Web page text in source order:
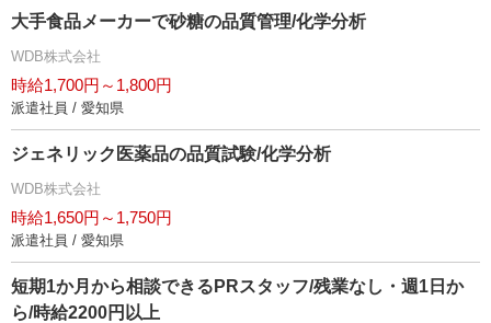
大手食品メーカーで砂糖の品質管理/化学分析
WDB株式会社
時給1,700円～1,800円
派遣社員 / 愛知県
ジェネリック医薬品の品質試験/化学分析
WDB株式会社
時給1,650円～1,750円
派遣社員 / 愛知県
短期1か月から相談できるPRスタッフ/残業なし・週1日か
ら/時給2200円以上